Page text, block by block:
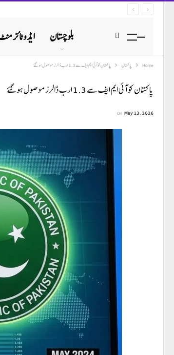
بلوچستان
Home پاکستان پاکستان کو آئی ایم ایف سے 1.3 ارب ڈالرز موصول ہوگئے
پاکستان کو آئی ایم ایف سے 1.3 ارب ڈالرز موصول ہوگئے
On May 13, 2026